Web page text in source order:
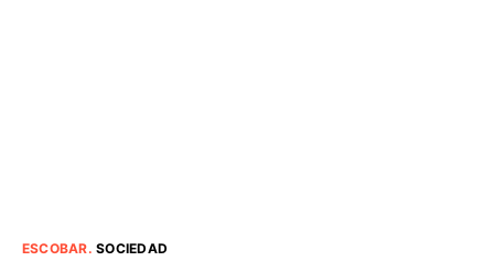
ESCOBAR.SOCIEDAD